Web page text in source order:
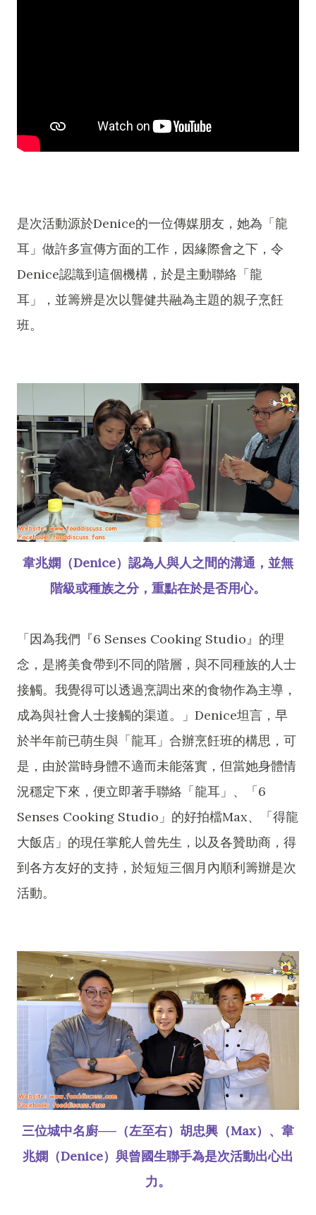
是次活動源於Denice的一位傳媒朋友，她為「龍
耳」做許多宣傳方面的工作，因緣際會之下，令
Denice認識到這個機構，於是主動聯絡「龍
耳」，並籌辨是次以聾健共融為主題的親子烹飪
班。
韋兆嫻（Denice）認為人與人之間的溝通，並無
階級或種族之分，重點在於是否用心。
「因為我們『6 Senses Cooking Studio』的理
念，是將美食帶到不同的階層，與不同種族的人士
接觸。我覺得可以透過烹調出來的食物作為主導，
成為與社會人士接觸的渠道。」Denice坦言，早
於半年前已萌生與「龍耳」合辦烹飪班的構思，可
是，由於當時身體不適而未能落實，但當她身體情
況穩定下來，便立即著手聯絡「龍耳」、「6
Senses Cooking Studio」的好拍檔Max、「得龍
大飯店」的現任掌舵人曾先生，以及各贊助商，得
到各方友好的支持，於短短三個月內順利籌辦是次
活動。
三位城中名廚──（左至右）胡忠興（Max）、韋
兆嫻（Denice）與曾國生聯手為是次活動出心出
力。